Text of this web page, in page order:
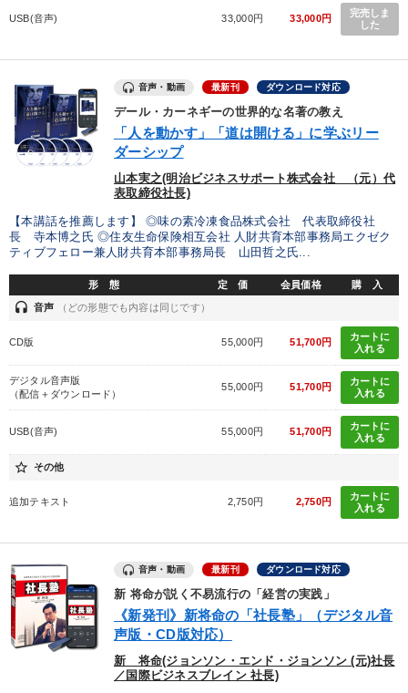
経営リーダーの考え方と戦略を学ぶ 企業戦略に学ぶ
【1月】音声・映像 【2月】音声・映像
仕事のスキルと人間力を高める知恵を身につける
マーケティング
経営者のための《音声・動画で学ぶ》講演シリーズ
147回春季大会 経済・景気・相場予測
目的別
パフォーマンス向上 経営を改善したい
キーワード
マーケティング
※「更新」を押すと「カテゴリー」「目的別」「キーワード」を更新いただけます。
local_offer タグから探す refresh 更新する
すべての音声・動画（全2076タイトル）からお探しいただけます
USB(音声) 33,000円 33,000円
完売しま
した
音声・動画 最新刊 ダウンロード対応
デール・カーネギーの世界的な名著の教え
「人を動かす」「道は開ける」に学ぶリー
ダーシップ
山本実之(明治ビジネスサポート株式会社 （元）代
表取締役社長)
【本講話を推薦します】 ◎味の素冷凍食品株式会社 代表取締役社
長 寺本博之氏 ◎住友生命保険相互会社 人財共育本部事務局エクゼク
ティブフェロー兼人財共育本部事務局長 山田哲之氏...
形 態 定 価 会員価格 購 入
headset 音声 （どの形態でも内容は同じです）
CD版 55,000円 51,700円
カートに
入れる
デジタル音声版
（配信＋ダウンロード）
55,000円 51,700円
カートに
入れる
USB(音声) 55,000円 51,700円
カートに
入れる
star_border その他
追加テキスト 2,750円 2,750円
カートに
入れる
音声・動画 最新刊 ダウンロード対応
新 将命が説く不易流行の「経営の実践」
《新発刊》新将命の「社長塾」（デジタル音
声版・CD版対応）
新 将命(ジョンソン・エンド・ジョンソン (元)社長
／国際ビジネスブレイン 社長)